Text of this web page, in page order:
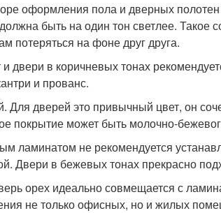
оформления пола и дверных полотен
быть на один тон светлее. Такое
потеряться на фоне друг друга.
двери в коричневых тонах
и прованс.
Для дверей это привычный цвет, он
покрытие может быть молочно-
ламинатом не рекомендуется
Двери в бежевых тонах прекрасно
орех идеально совмещается с
не только офисных, но и жилых